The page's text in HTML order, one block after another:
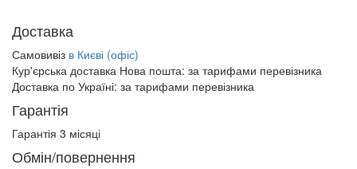
Доставка
Самовивіз в Києві (офіс)
Кур'єрська доставка Нова пошта: за тарифами перевізника
Доставка по Україні: за тарифами перевізника
Гарантія
Гарантія 3 місяці
Обмін/повернення